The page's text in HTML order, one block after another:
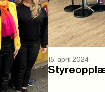
15. april 2024